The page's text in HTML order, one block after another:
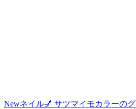
Newネイル💅 サツマイモカラーの